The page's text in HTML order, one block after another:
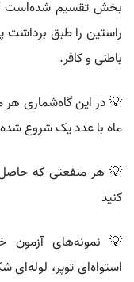
بخش تقسیم شده‌است
راستین را طبق برداشت
باطنی و کافر.
💡 در این گاه‌شماری
ماه با عدد یک شروع
💡 هر منفعتی که
کنید
💡 نمونه‌های آزمون
استواه‌ای توپر،